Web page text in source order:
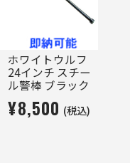
ホワイトウルフ
24インチ スチー
ル警棒 ブラック
¥8,500 (税込)